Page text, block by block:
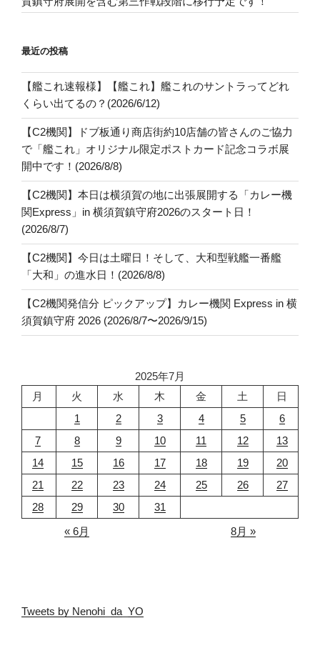
最近の投稿
【艦これ速報様】【艦これ】艦これのサントラってどれ
くらい出てるの？(2026/6/12)
【C2機関】ドブ板通り商店街約10店舗の皆さんのご協力
で「艦これ」オリジナル限定ポストカード記念コラボ展
開中です！(2026/8/8)
【C2機関】本日は横須賀の地に出張展開する「カレー機
関Express」in 横須賀鎮守府2026のスタート日！
(2026/8/7)
【C2機関】今日は土曜日！そして、大和型戦艦一番艦
「大和」の進水日！(2026/8/8)
【C2機関発信分 ピックアップ】カレー機関 Express in 横
須賀鎮守府 2026 (2026/8/7〜2026/9/15)
2025年7月
月
火 水 木 金 土
日
1
2 3 4 5
6
7
8 9 10 11 12
13
14
15 16 17 18 19
20
21
22 23 24 25 26
27
28
29 30
31
« 6月
8月 »
Tweets by Nenohi_da_YO